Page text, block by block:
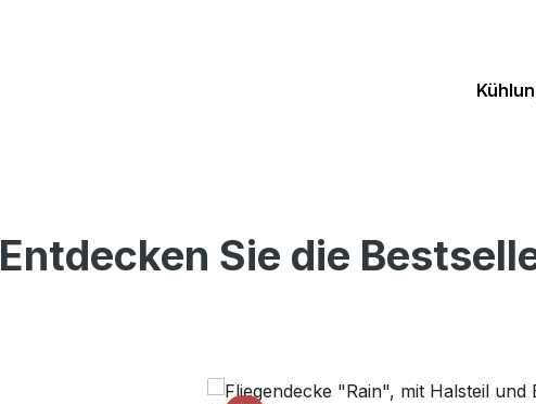
Entdecken Sie die